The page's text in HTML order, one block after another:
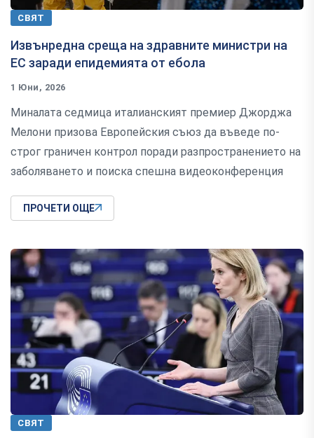
СВЯТ
Извънредна среща на здравните министри на
ЕС заради епидемията от ебола
1 Юни, 2026
Миналата седмица италианският премиер Джорджа
Мелони призова Европейския съюз да въведе по-
строг граничен контрол поради разпространението на
заболяването и поиска спешна видеоконференция
ПРОЧЕТИ ОЩЕ
СВЯТ